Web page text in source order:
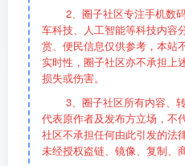
减重
小米官方表示，更高强度
V8s EVO 电机带来超强扭矩
性能体验。该奖项由中国有
学会共同颁发，评审严格、
创新的重要突破 。
2、圈子社区专注手机数
车科技、人工智能等科技内容
赏、便民信息仅供参考，本站
实时性，圈子社区亦不承担上
损失或伤害。
3、圈子社区所有内容、
代表原作者及发布方立场，不
社区不承担任何由此引发的法
未经授权盗链、镜像、复制、